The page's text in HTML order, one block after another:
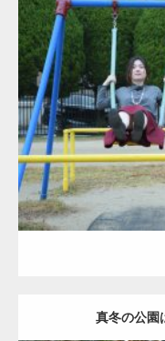
Category:公園のマッチョ
ダウンロー
真冬の公園